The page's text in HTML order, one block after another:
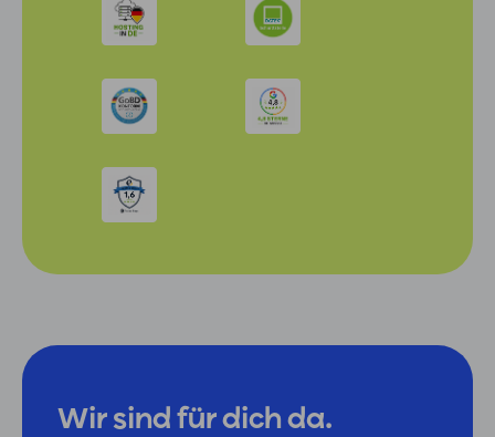
Wir sind für dich da.